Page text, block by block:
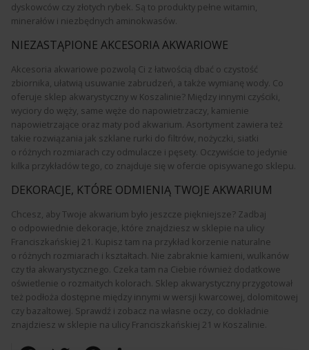
dyskowców czy złotych rybek. Są to produkty pełne witamin,
minerałów i niezbędnych aminokwasów.
NIEZASTĄPIONE AKCESORIA AKWARIOWE
Akcesoria akwariowe pozwolą Ci z łatwością dbać o czystość
zbiornika, ułatwią usuwanie zabrudzeń, a także wymianę wody. Co
oferuje sklep akwarystyczny w Koszalinie? Między innymi czyściki,
wyciory do węży, same węże do napowietrzaczy, kamienie
napowietrzające oraz maty pod akwarium. Asortyment zawiera też
takie rozwiązania jak szklane rurki do filtrów, nożyczki, siatki
o różnych rozmiarach czy odmulacze i pęsety. Oczywiście to jedynie
kilka przykładów tego, co znajduje się w ofercie opisywanego sklepu.
DEKORACJE, KTÓRE ODMIENIĄ TWOJE AKWARIUM
Chcesz, aby Twoje akwarium było jeszcze piękniejsze? Zadbaj
o odpowiednie dekoracje, które znajdziesz w sklepie na ulicy
Franciszkańskiej 21. Kupisz tam na przykład korzenie naturalne
o różnych rozmiarach i kształtach. Nie zabraknie kamieni, wulkanów
czy tła akwarystycznego. Czeka tam na Ciebie również dodatkowe
oświetlenie o rozmaitych kolorach. Sklep akwarystyczny przygotował
też podłoża dostępne między innymi w wersji kwarcowej, dolomitowej
czy bazaltowej. Sprawdź i zobacz na własne oczy, co dokładnie
znajdziesz w sklepie na ulicy Franciszkańskiej 21 w Koszalinie.